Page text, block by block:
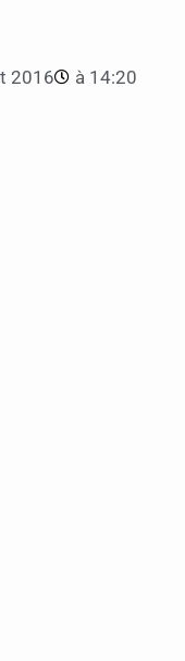
2016 à 14:20